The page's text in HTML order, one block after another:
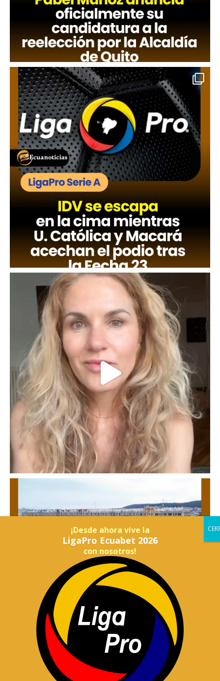
¡Desde ahora vive la
LigaPro Ecuabet 2026
con nosotros!